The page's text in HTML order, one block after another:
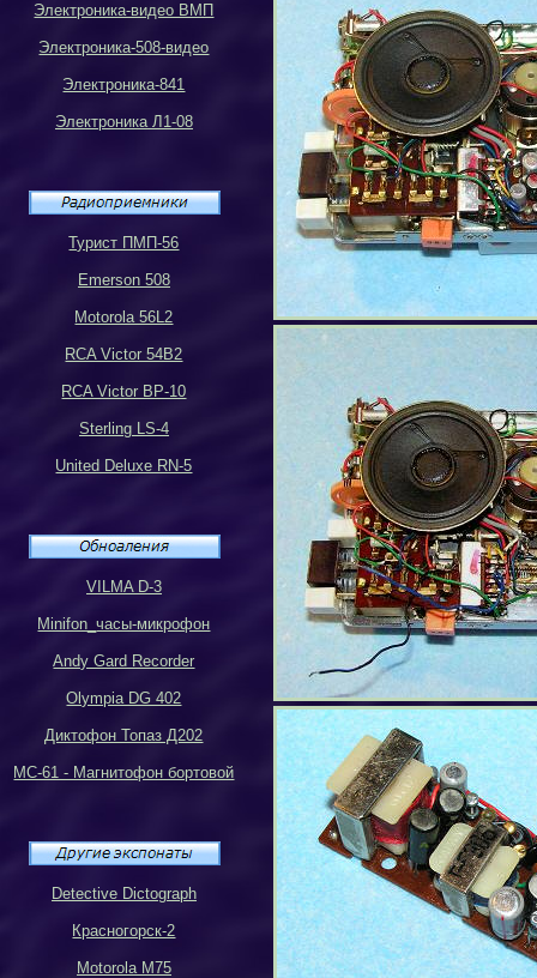
Электроника-видео ВМП
Электроника-508-видео
Электроника-841
Электроника Л1-08
Турист ПМП-56
Emerson 508
Motorola 56L2
RCA Victor 54B2
RCA Victor BP-10
Sterling LS-4
United Deluxe RN-5
VILMA D-3
Minifon_часы-микрофон
Andy Gard Recorder
Olympia DG 402
Диктофон Топаз Д202
МС-61 - Магнитофон бортовой
Detective Dictograph
Красногорск-2
Motorola M75